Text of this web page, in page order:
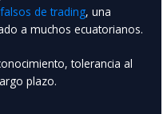
de trading, una
a muchos ecuatorianos.
tolerancia al
plazo.